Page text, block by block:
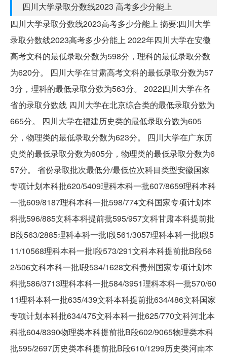
四川大学录取分数线2023 高考多少分能上
四川大学录取分数线2023高考多少分能上 摘要:四川大学
录取分数线2023高考多少分能上 2022年四川大学在安徽
高考文科的最低录取分数为598分，理科的最低录取分数
为620分。 四川大学在甘肃高考文科的最低录取分数为57
3分，理科的最低录取分数为563分。 2022四川大学在各
省的录取分数线 四川大学在北京综合类的最低录取分数为
665分。 四川大学在福建历史类的最低录取分数为605
分，物理类的最低录取分数为623分。 四川大学在广东历
史类的最低录取分数为605分，物理类的最低录取分数为6
57分。 省份录取批次最低分/最低位次科目类型安徽国家
专项计划本科批620/5409理科本科一批607/8659理科本科
一批609/8187理科本科一批598/774文科国家专项计划本
科批596/885文科本科提前批595/957文科甘肃本科提前批
B段563/2885理科本科一批I段561/3057理科本科一批I段5
11/10568理科本科一批I段573/291文科本科提前批B段56
2/506文科本科一批I段534/1628文科贵州国家专项计划本
科批586/3713理科本科一批584/3951理科本科一批570/60
11理科本科一批635/439文科本科提前批634/486文科国家
专项计划本科批634/475文科本科一批625/770文科河北本
科批604/8390物理类本科提前批B段602/9065物理类本科
批595/2697历史类本科提前批B段610/1299历史类河南本